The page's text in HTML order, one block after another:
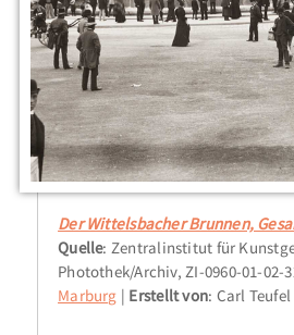
Der Wittelsbacher Brunnen,
Quelle: Zentralinstitut für
Photothek/Archiv, ZI-0960-01-02-
Marburg
Erstellt von: Carl Teufel